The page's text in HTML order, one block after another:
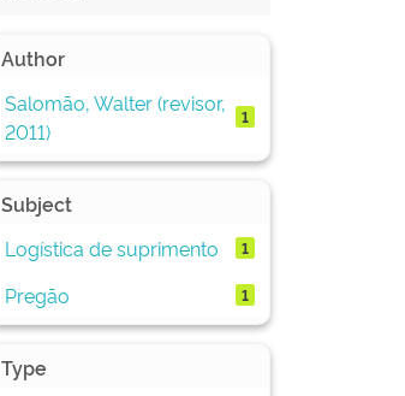
Author
Salomão, Walter (revisor,
2011)
1
Subject
Logística de suprimento
1
Pregão 1
Type